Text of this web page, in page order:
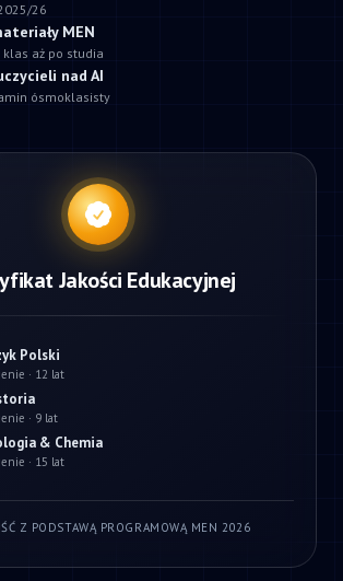
26
MEN
klas aż po studia
nad AI
ósmoklasisty
Jakości Edukacyjnej
Polski
· 12 lat
· 9 lat
& Chemia
· 15 lat
Z PODSTAWĄ PROGRAMOWĄ MEN 2026